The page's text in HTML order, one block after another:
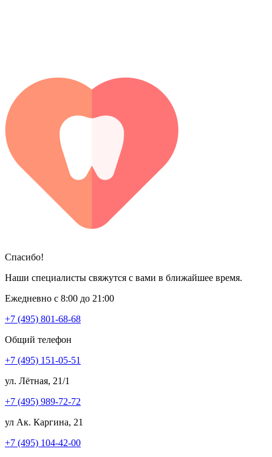
Спасибо!
Наши специалисты свяжутся с вами в ближайшее время.
Ежедневно с 8:00 до 21:00
+7 (495) 801-68-68
Общий телефон
+7 (495) 151-05-51
ул. Лётная, 21/1
+7 (495) 989-72-72
ул Ак. Каргина, 21
+7 (495) 104-42-00